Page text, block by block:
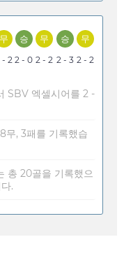
무
- 2
승
2 - 0
무
2 - 2
승
2 - 3
무
2 - 2
SBV 엑셀시어를 2 -
무, 3패를 기록했습
총 20골을 기록했으
.